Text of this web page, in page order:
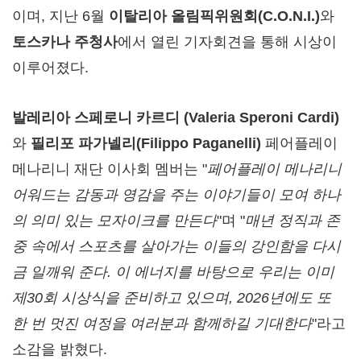
이며, 지난 6월 이탈리아 올림픽위원회 (C.O.N.I.)와
토스카나 주청사에서 열린 기자회견을 통해 시상이
이루어졌다.
발레리아 스페로니 카르디 (Valeria Speroni Cardi)
와 필리포 파가넬리 (Filippo Paganelli) 페어플레이
메나리니 재단 이사회 멤버는 "페어플레이 메나리니
어워드는 감동과 영감을 주는 이야기들이 모여 하나
의 의미 있는 모자이크를 만든다"며 "매년 정직과 존
중 속에서 스포츠를 살아가는 이들의 강인함을 다시
금 일깨워 준다. 이 에너지를 바탕으로 우리는 이미
제30회 시상식을 준비하고 있으며, 2026년에도 또
한 번 멋진 여정을 여러분과 함께하길 기대한다"라고
소감을 밝혔다.